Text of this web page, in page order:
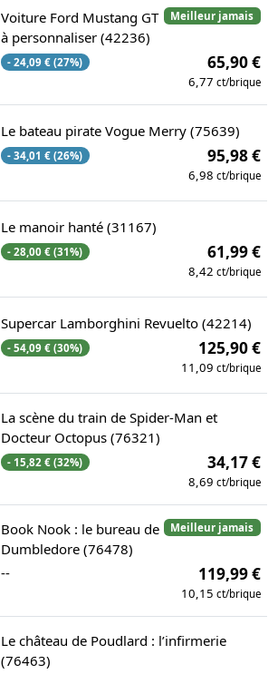
Meilleur jamais
Voiture Ford Mustang GT
à personnaliser (42236)
- 24,09 € (27%) 65,90 €
6,77 ct/brique
Le bateau pirate Vogue Merry (75639)
- 34,01 € (26%) 95,98 €
6,98 ct/brique
Le manoir hanté (31167)
- 28,00 € (31%) 61,99 €
8,42 ct/brique
Supercar Lamborghini Revuelto (42214)
- 54,09 € (30%) 125,90 €
11,09 ct/brique
La scène du train de Spider-Man et
Docteur Octopus (76321)
- 15,82 € (32%) 34,17 €
8,69 ct/brique
Meilleur jamais
Book Nook : le bureau de
Dumbledore (76478)
--
119,99 €
10,15 ct/brique
Le château de Poudlard : l’infirmerie
(76463)